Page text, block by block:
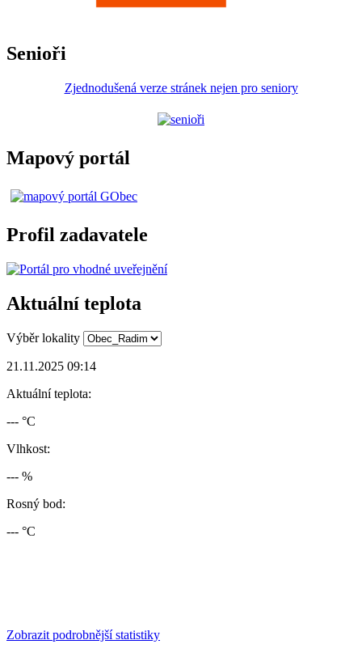
Senioři
Zjednodušená verze stránek nejen pro seniory
Mapový portál
Profil zadavatele
Aktuální teplota
Výběr lokality
21.11.2025 09:14
Aktuální teplota:
--- °C
Vlhkost:
--- %
Rosný bod:
--- °C
Zobrazit podrobnější statistiky